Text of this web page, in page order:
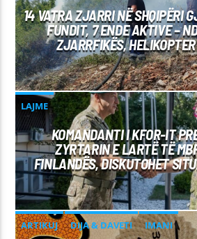
14 VATRA ZJARRI NË SHQIPËRI
FUNDIT, 7 ENDE AKTIVE –
ZJARRFIKËS,
LAJME
KOMANDANTI I KFOR-IT
ZYRTARIN E LARTË TË
FINLANDËS, DISKUTOHET
ARTIKUJ DIJA & DAVETI IMANI